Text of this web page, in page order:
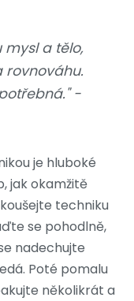
mysl a tělo,
rovnováhu.
-
je hluboké
jak okamžitě
techniku
se pohodlně,
nadechujte
Poté pomalu
několikrát a